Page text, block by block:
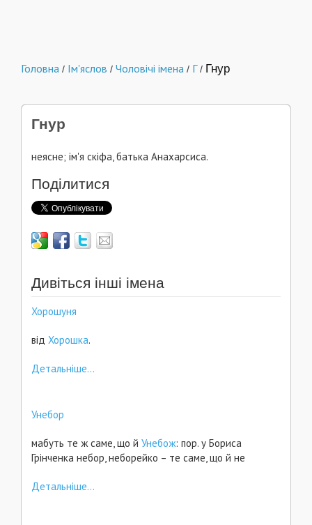
Головна / Ім'яслов / Чоловічі імена / Г / Гнур
Гнур
неясне; ім'я скіфа, батька Анахарсиса.
Поділитися
Дивіться інші імена
Хорошуня
від Хорошка.
Детальніше...
Унебор
мабуть те ж саме, що й Унебож: пор. у Бориса
Грінченка небор, неборейко – те саме, що й не
Детальніше...